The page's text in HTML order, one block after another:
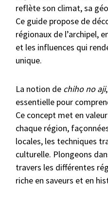
reflète son climat, sa
Ce guide propose de
régionaux de l’archipel,
et les influences qui
unique.
La notion de chiho no aji
essentielle pour
Ce concept met en
chaque région,
locales, les techniques
culturelle. Plongeons
travers les différentes
riche en saveurs et en